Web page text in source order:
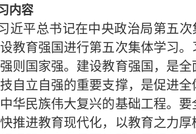
内容
近平总书记在中央政治局第五
教育强国进行第五次集体学习
则国家强。建设教育强国，是
自立自强的重要支撑，是促进
华民族伟大复兴的基础工程。
推进教育现代化，以教育之力